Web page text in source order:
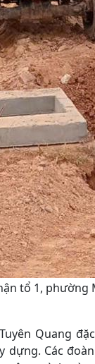
tổ 1, phường
Quang
dựng. Các